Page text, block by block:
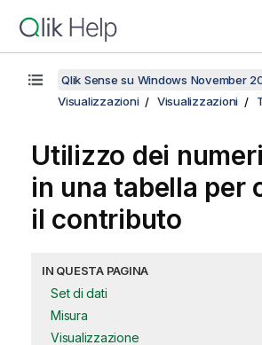
Qlik Sense su Windows November
Visualizzazioni
Visualizzazioni
Utilizzo dei
in una tabella per
il contributo
IN QUESTA PAGINA
Set di dati
Misura
Visualizzazione